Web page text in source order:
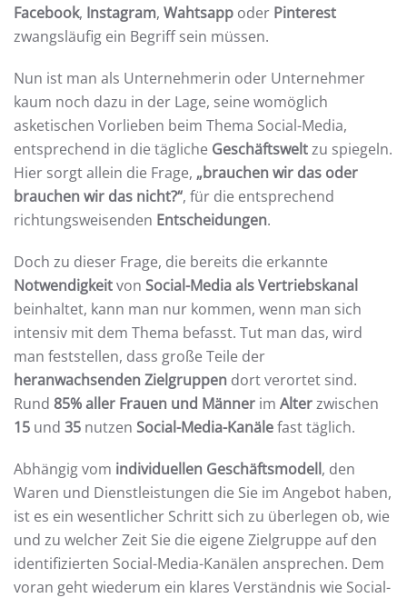
Facebook, Instagram, Wahtsapp oder Pinterest
zwangsläufig ein Begriff sein müssen.
Nun ist man als Unternehmerin oder Unternehmer
kaum noch dazu in der Lage, seine womöglich
asketischen Vorlieben beim Thema Social-Media,
entsprechend in die tägliche Geschäftsweltzu spiegeln.
Hier sorgt allein die Frage, „brauchen wir das oder
brauchen wir das nicht?“, für die entsprechend
richtungsweisenden Entscheidungen.
Doch zu dieser Frage, die bereits die erkannte
Notwendigkeitvon Social-Media als Vertriebskanal
beinhaltet, kann man nur kommen, wenn man sich
intensiv mit dem Thema befasst. Tut man das, wird
man feststellen, dass große Teile der
heranwachsenden Zielgruppen dort verortet sind.
Rund 85% aller Frauen und Männer im Alterzwischen
15 und 35 nutzen Social-Media-Kanälefast täglich.
Abhängig vom individuellen Geschäftsmodell, den
Waren und Dienstleistungen die Sie im Angebot haben,
ist es ein wesentlicher Schritt sich zu überlegen ob, wie
und zu welcher Zeit Sie die eigene Zielgruppe auf den
identifizierten Social-Media-Kanälen ansprechen. Dem
voran geht wiederum ein klares Verständnis wie Social-